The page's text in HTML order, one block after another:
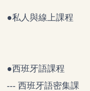
●私人與線上課程
●西班牙語課程
--- 西班牙語密集課